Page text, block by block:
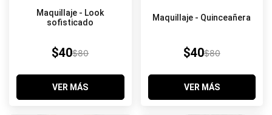
Maquillaje - Look
sofisticado
$80
$40
VER MÁS
Maquillaje - Quinceañera
$80
$40
VER MÁS